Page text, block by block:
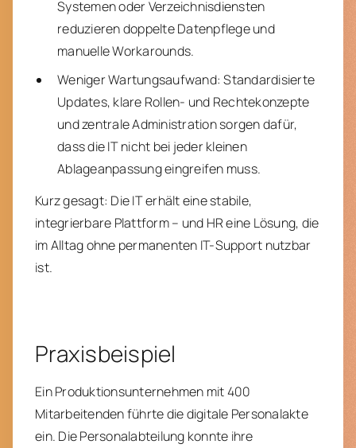
Systemen oder Verzeichnisdiensten
reduzieren doppelte Datenpflege und
manuelle Workarounds.
Weniger Wartungsaufwand: Standardisierte
Updates, klare Rollen- und Rechtekonzepte
und zentrale Administration sorgen dafür,
dass die IT nicht bei jeder kleinen
Ablageanpassung eingreifen muss.
Kurz gesagt: Die IT erhält eine stabile,
integrierbare Plattform – und HR eine Lösung, die
im Alltag ohne permanenten IT-Support nutzbar
ist.
Praxisbeispiel
Ein Produktionsunternehmen mit 400
Mitarbeitenden führte die digitale Personalakte
ein. Die Personalabteilung konnte ihre